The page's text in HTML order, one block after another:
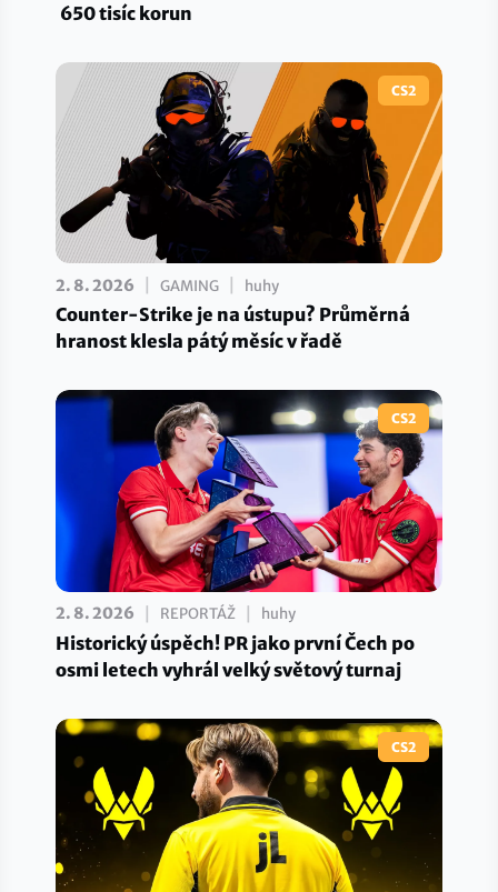
650 tisíc korun
CS2
2. 8. 2026 GAMING huhy
Counter-Strike je na ústupu? Průměrná
hranost klesla pátý měsíc v řadě
CS2
2. 8. 2026 REPORTÁŽ huhy
Historický úspěch! PR jako první Čech po
osmi letech vyhrál velký světový turnaj
CS2